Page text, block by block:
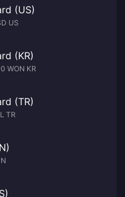
(US)
US
(KR)
WON KR
(TR)
TR